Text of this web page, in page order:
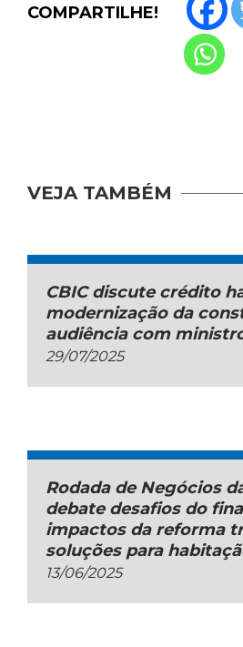
COMPARTILHE!
VEJA TAMBÉM
CBIC discute crédito
modernização da
audiência com
29/07/2025
Rodada de Negócios
debate desafios do
impactos da reforma
soluções para
13/06/2025